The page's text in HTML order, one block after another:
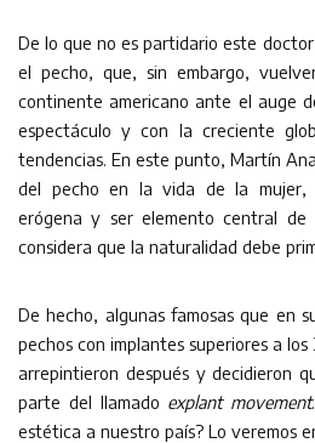
De lo que no es partidario este
el pecho, que, sin embargo,
continente americano ante el auge
espectáculo y con la creciente
tendencias. En este punto, Martín
del pecho en la vida de la
erógena y ser elemento central
considera que la naturalidad debe
De hecho, algunas famosas que en
pechos con implantes superiores a
arrepintieron después y decidieron
parte del llamado explant movement
estética a nuestro país? Lo veremos